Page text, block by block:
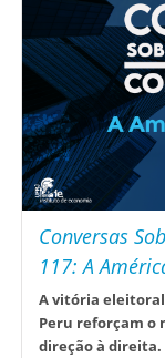
Conversas
117: A
A vitória
Peru reforçam o
direção à direita.